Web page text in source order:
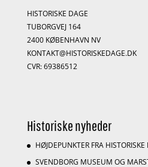
HISTORISKE DAGE
TUBORGVEJ 164
2400 KØBENHAVN NV
KONTAKT@HISTORISKEDAGE.DK
CVR: 69386512
Historiske nyheder
HØJDEPUNKTER FRA
SVENDBORG MUSEUM OG